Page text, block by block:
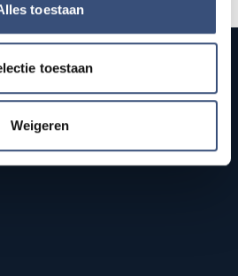
toestaan
toestaan
Weigeren
Goeree-Overflakkee. Onafhankelijk
live radio en tv voor het eiland.